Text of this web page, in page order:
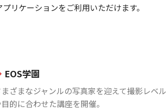
リケーションをご利用いただけます。
EOS学園
まざまなジャンルの写真家を迎えて撮影レベル
的に合わせた講座を開催。